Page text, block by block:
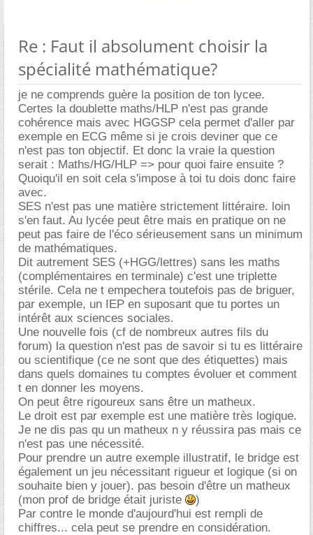
Re : Faut il absolument choisir la
spécialité mathématique?
je ne comprends guère la position de ton lycee.
Certes la doublette maths/HLP n'est pas grande
cohérence mais avec HGGSP cela permet d'aller par
exemple en ECG même si je crois deviner que ce
n'est pas ton objectif. Et donc la vraie la question
serait : Maths/HG/HLP => pour quoi faire ensuite ?
Quoiqu'il en soit cela s'impose à toi tu dois donc faire
avec.
SES n'est pas une matière strictement littéraire. loin
s'en faut. Au lycée peut être mais en pratique on ne
peut pas faire de l'éco sérieusement sans un minimum
de mathématiques.
Dit autrement SES (+HGG/lettres) sans les maths
(complémentaires en terminale) c'est une triplette
stérile. Cela ne t empechera toutefois pas de briguer,
par exemple, un IEP en suposant que tu portes un
intérêt aux sciences sociales.
Une nouvelle fois (cf de nombreux autres fils du
forum) la question n'est pas de savoir si tu es littéraire
ou scientifique (ce ne sont que des étiquettes) mais
dans quels domaines tu comptes évoluer et comment
t en donner les moyens.
On peut être rigoureux sans être un matheux.
Le droit est par exemple est une matière très logique.
Je ne dis pas qu un matheux n y réussira pas mais ce
n'est pas une nécessité.
Pour prendre un autre exemple illustratif, le bridge est
également un jeu nécessitant rigueur et logique (si on
souhaite bien y jouer). pas besoin d'être un matheux
(mon prof de bridge était juriste
)
Par contre le monde d'aujourd'hui est rempli de
chiffres... cela peut se prendre en considération.